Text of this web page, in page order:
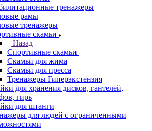
тренажеры
рамы
тренажеры
скамьи
Назад
Спортивные скамьи
Скамьи для жима
Скамьи для пресса
Тренажеры Гиперэкстензия
для хранения дисков, гантелей,
гирь
для штанги
для людей с ограниченными